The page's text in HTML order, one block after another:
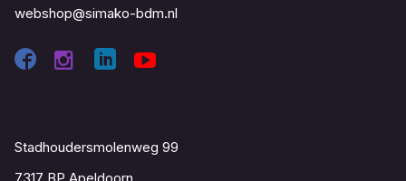
webshop@simako-bdm.nl
Stadhoudersmolenweg 99
7317 BP Apeldoorn